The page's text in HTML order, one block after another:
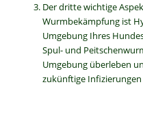
Der dritte wichtige
Wurmbekämpfung ist
Umgebung Ihres
Spul- und
Umgebung überleben
zukünftige